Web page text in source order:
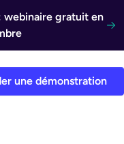
webinaire gratuit en
une démonstration